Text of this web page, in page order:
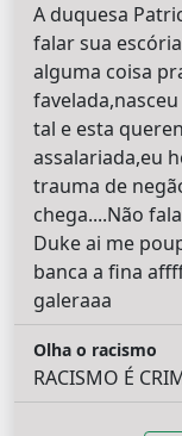
A duquesa
falar sua
alguma coisa
tal e esta
assalariada,eu
trauma de
chega....Não
Duke ai me
banca a fina
galeraaa
Olha o racismo
RACISMO É